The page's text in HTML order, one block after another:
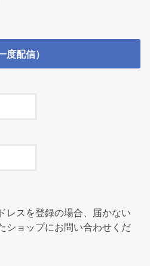
度配信）
レスを登録の場合、届かない
ショップにお問い合わせくだ